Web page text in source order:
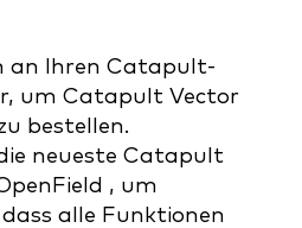
an Ihren Catapult-
um Catapult Vector
bestellen.
neueste Catapult
, um
alle Funktionen